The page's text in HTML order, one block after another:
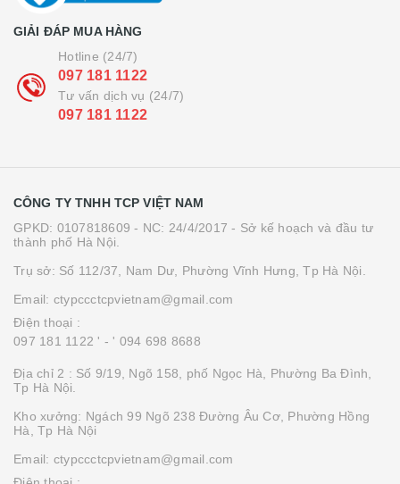
GIẢI ĐÁP MUA HÀNG
Hotline (24/7)
097 181 1122
Tư vấn dịch vụ (24/7)
097 181 1122
CÔNG TY TNHH TCP VIỆT NAM
GPKD: 0107818609 - NC: 24/4/2017 - Sở kế hoạch và đầu tư
thành phố Hà Nội.
Trụ sở: Số 112/37, Nam Dư, Phường Vĩnh Hưng, Tp Hà Nội.
Email: ctypccctcpvietnam@gmail.com
Điện thoại :
097 181 1122 ' - ' 094 698 8688
Địa chỉ 2 : Số 9/19, Ngõ 158, phố Ngọc Hà, Phường Ba Đình,
Tp Hà Nội.
Kho xưởng: Ngách 99 Ngõ 238 Đường Âu Cơ, Phường Hồng
Hà, Tp Hà Nội
Email: ctypccctcpvietnam@gmail.com